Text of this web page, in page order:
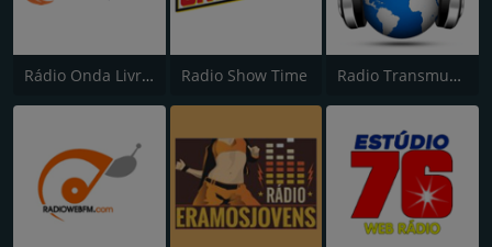
Rádio Onda Livre FM 105.3 Radio Show Time Radio Transmundial 60 70 80 e 90